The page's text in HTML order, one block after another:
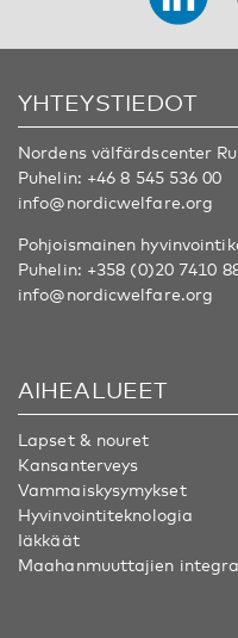
YHTEYSTIEDOT
Nordens välfärdscenter
Puhelin: +46 8 545 536 00
info@nordicwelfare.org
Pohjoismainen
Puhelin: +358 (0)20 7410
info@nordicwelfare.org
AIHEALUEET
Lapset & nouret
Kansanterveys
Vammaiskysymykset
Hyvinvointiteknologia
Iäkkäät
Maahanmuuttajien